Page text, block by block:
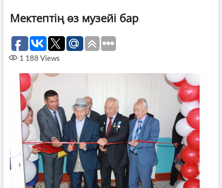
Мектептің өз музейі бар
1 188 Views